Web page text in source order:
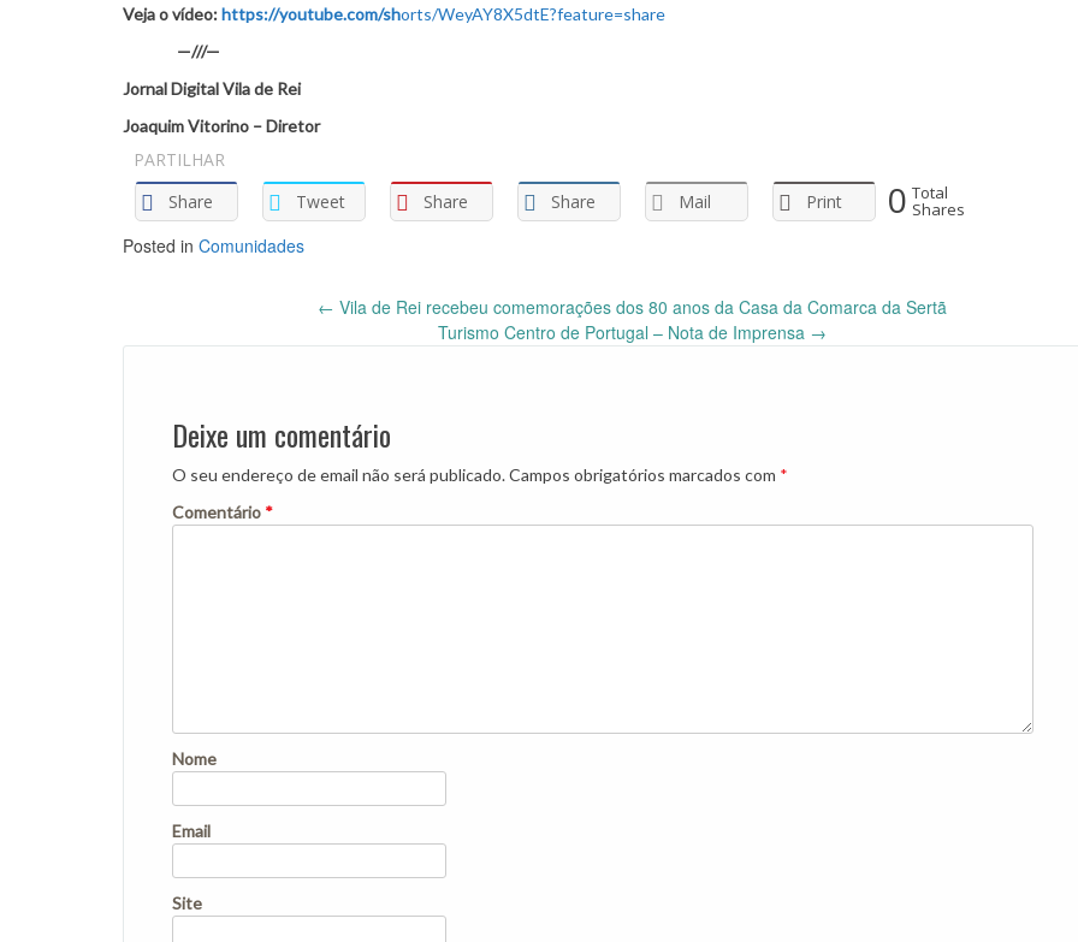
Veja o vídeo:https://youtube.com/shorts/WeyAY8X5dtE?feature=share
—///—
Jornal Digital Vila de Rei
Joaquim Vitorino – Diretor
PARTILHAR
Share
Tweet Share Share Mail Print 0 Total
Shares
Posted in Comunidades
navigation
← Vila de Rei recebeu comemorações dos 80 anos da Casa da Comarca da Sertã
Turismo Centro de Portugal – Nota de Imprensa →
Deixe um comentário
O seu endereço de email não será publicado.Campos obrigatórios marcados com *
Comentário *
Nome
Email
Site